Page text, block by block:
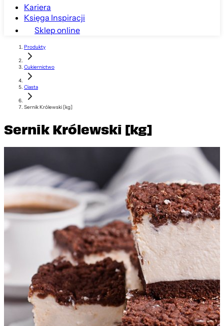
Kariera
Księga Inspiracji
Sklep online
Produkty
Cukiernictwo
Ciasta
Sernik Królewski [kg]
Sernik Królewski [kg]